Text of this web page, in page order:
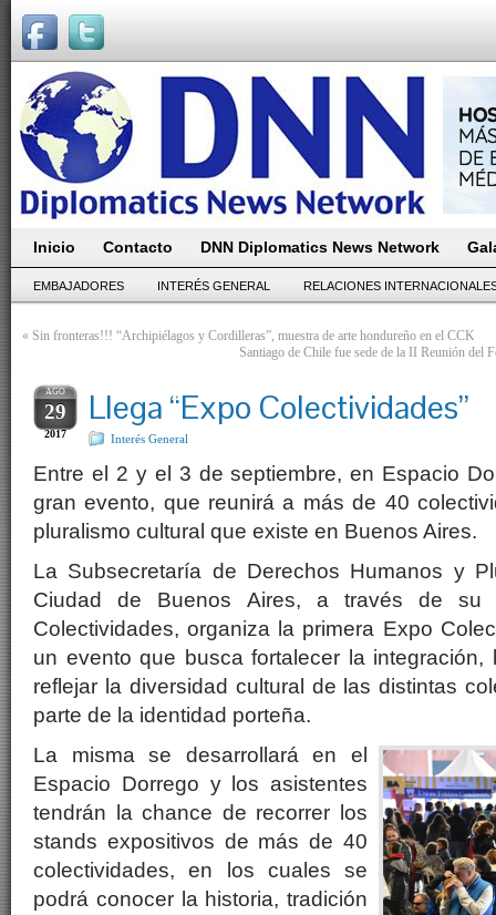
Inicio Contacto DNN Diplomatics News Network
EMBAJADORES INTERÉS GENERAL RELACIONES
« Sin fronteras!!! “Archipiélagos y Cordilleras”, muestra de arte hondureño en el CCK
Santiago de Chile fue sede de la II Reunión del
AGO
29
2017
Llega “Expo Colectividades”
Interés General
Entre el 2 y el 3 de septiembre, en Espacio
gran evento, que reunirá a más de 40
pluralismo cultural que existe en Buenos Aires.
La Subsecretaría de Derechos Humanos y
Ciudad de Buenos Aires, a través de su
Colectividades, organiza la primera Expo
un evento que busca fortalecer la
reflejar la diversidad cultural de las distintas
parte de la identidad porteña.
La misma se desarrollará en el
Espacio Dorrego y los asistentes
tendrán la chance de recorrer los
stands expositivos de más de 40
colectividades, en los cuales se
podrá conocer la historia, tradición